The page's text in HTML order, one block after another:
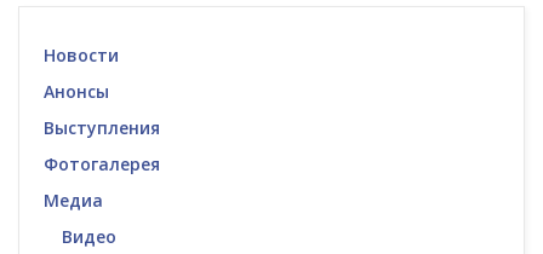
Новости
Анонсы
Выступления
Фотогалерея
Медиа
Видео